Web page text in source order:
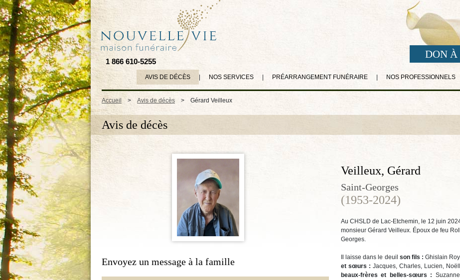
1 866 610-5255
DON À
AVIS DE DÉCÈS NOS SERVICES PRÉARRANGEMENT FUNÉRAIRE NOS PROFESSIONNELS
Accueil > Avis de décès > Gérard Veilleux
Avis de décès
Envoyez un message à la famille
Veilleux, Gérard
Saint-Georges
(1953-2024)
Au CHSLD de Lac-Etchemin, le 12 juin
monsieur Gérard Veilleux. Époux de feu
Georges.
Il laisse dans le deuil son fils :Ghislain
et sœurs : Jacques, Charles, Lucien,
beaux-frères et belles-sœurs :